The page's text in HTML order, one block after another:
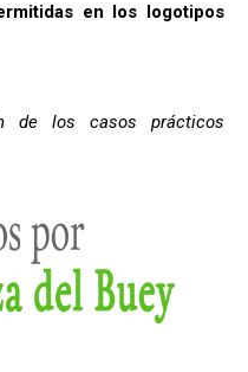
en los logotipos
de los casos prácticos